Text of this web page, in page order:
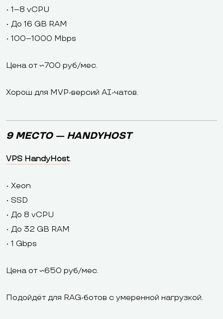
• 1–8 vCPU
• До 16 GB RAM
• 100–1000 Mbps
Цена от ~700 руб/мес.
Хорош для MVP-версий AI-чатов.
9 МЕСТО — HANDYHOST
VPS HandyHost.
• Xeon
• SSD
• До 8 vCPU
• До 32 GB RAM
• 1 Gbps
Цена от ~650 руб/мес.
Подойдёт для RAG-ботов с умеренной нагрузкой.